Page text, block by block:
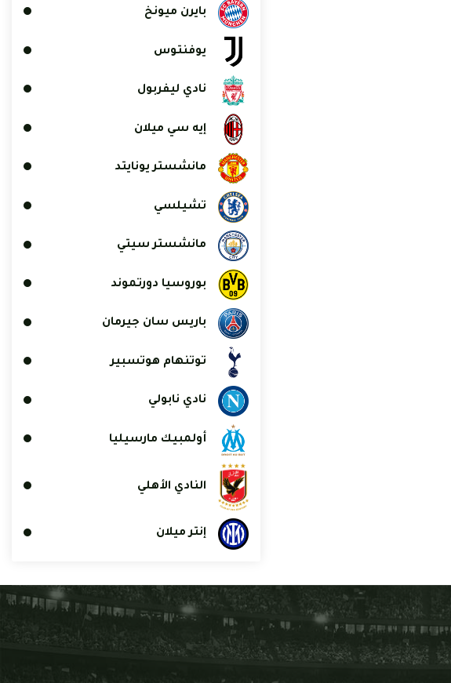
بايرن ميونخ
يوفنتوس
نادي ليفربول
إيه سي ميلان
مانشستر يونايتد
تشيلسي
مانشستر سيتي
بوروسيا دورتموند
باريس سان جيرمان
توتنهام هوتسبير
نادي نابولي
أولمبيك مارسيليا
النادي الأهلي
إنتر ميلان